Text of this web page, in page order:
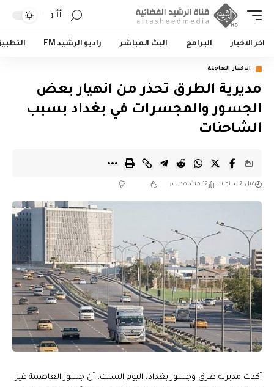
أأ
اخر الاخبار البرامج البث المباشر راديو الرشيد FM
الاخبار العاجلة
مديرية الطرق تحذر من انهيار بعض
الجسور والمجسرات في بغداد بسبب
الشاحنات
قبل 7 سنوات 12 مشاهدات
أكدت مديرية طرق وجسور بغداد، اليوم السبت، أن جسور العاصمة غير